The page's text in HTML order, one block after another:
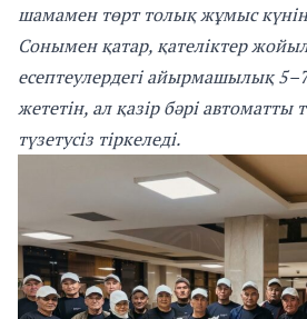
шамамен төрт толық жұмыс
Сонымен қатар, қателіктер
есептеулердегі айырмашылық
жететін, ал қазір бәрі
түзетусіз тіркеледі.